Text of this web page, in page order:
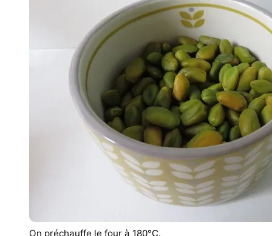
On préchauffe le four à 180°C.